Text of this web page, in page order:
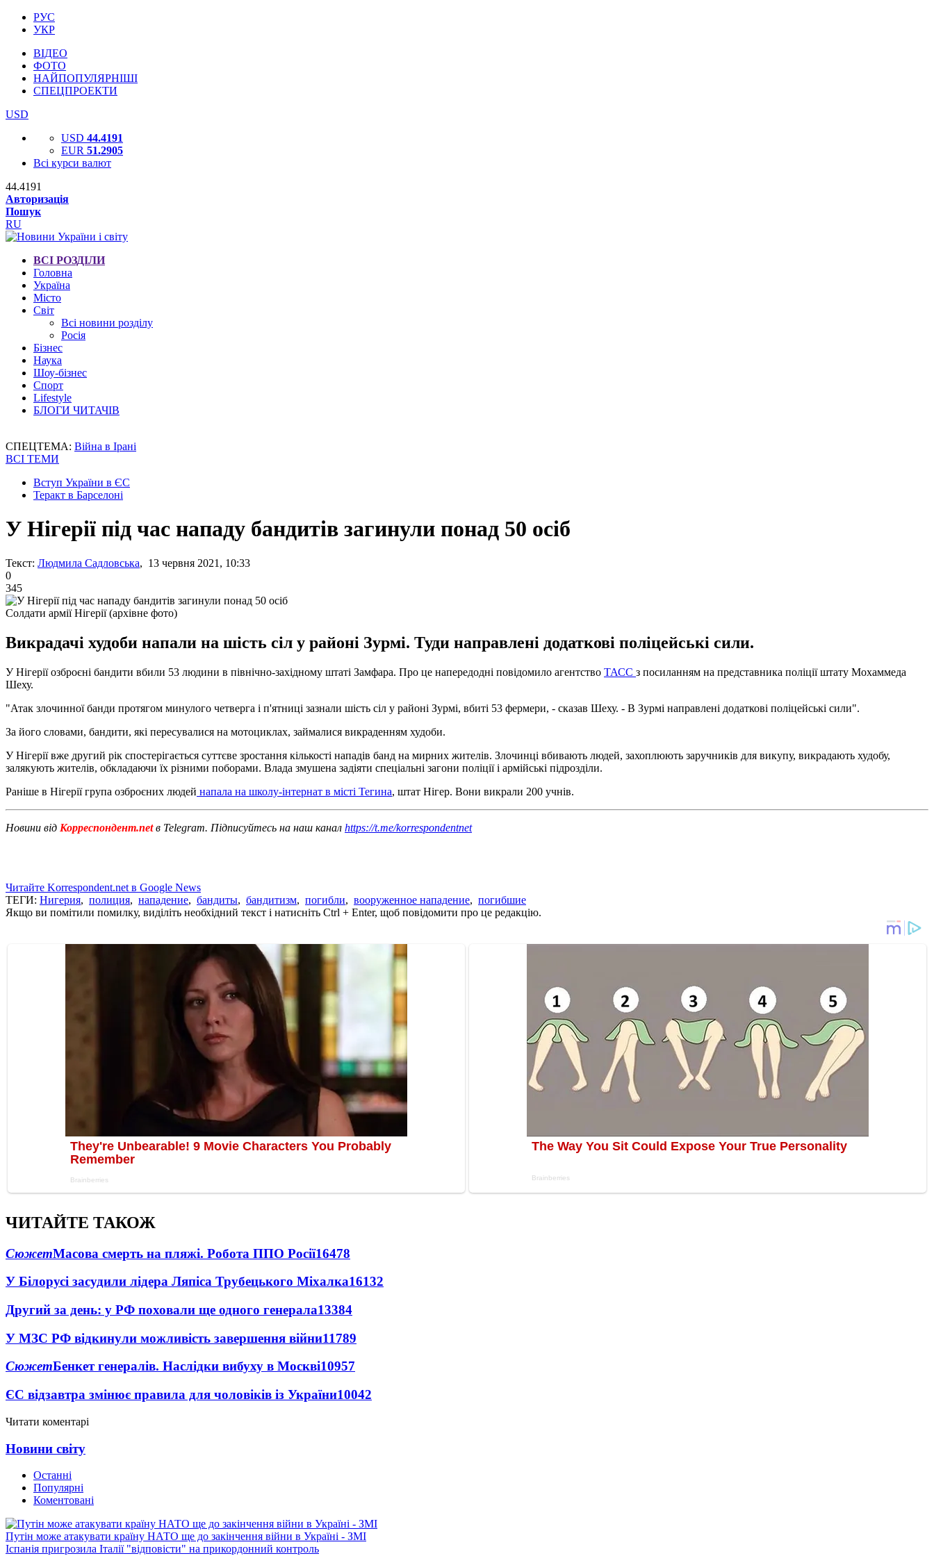
РУС
УКР
ВІДЕО
ФОТО
НАЙПОПУЛЯРНІШІ
СПЕЦПРОЕКТИ
USD
USD 44.4191
EUR 51.2905
Всі курси валют
44.4191
Авторизація
Пошук
RU
ВСІ РОЗДІЛИ
Головна
Україна
Місто
Світ
Всі новини розділу
Росія
Бізнес
Наука
Шоу-бізнес
Спорт
Lifestyle
БЛОГИ ЧИТАЧІВ
СПЕЦТЕМА: Війна в Ірані
ВСІ ТЕМИ
Вступ України в ЄС
Теракт в Барселоні
У Нігерії під час нападу бандитів загинули понад 50 осіб
Текст: Людмила Садловська, 13 червня 2021, 10:33
0
345
Солдати армії Нігерії (архівне фото)
Викрадачі худоби напали на шість сіл у районі Зурмі. Туди направлені додаткові поліцейські сили.
У Нігерії озброєні бандити вбили 53 людини в північно-західному штаті Замфара. Про це напередодні повідомило агентство ТАСС з посиланням на представника поліції штату Мохаммеда
Шеху.
"Атак злочинної банди протягом минулого четверга і п'ятниці зазнали шість сіл у районі Зурмі, вбиті 53 фермери, - сказав Шеху. - В Зурмі направлені додаткові поліцейські сили".
За його словами, бандити, які пересувалися на мотоциклах, займалися викраденням худоби.
У Нігерії вже другий рік спостерігається суттєве зростання кількості нападів банд на мирних жителів. Злочинці вбивають людей, захоплюють заручників для викупу, викрадають худобу,
залякують жителів, обкладаючи їх різними поборами. Влада змушена задіяти спеціальні загони поліції і армійські підрозділи.
Раніше в Нігерії група озброєних людей напала на школу-інтернат в місті Тегина, штат Нігер. Вони викрали 200 учнів.
Новини від Корреспондент.netв Telegram. Підписуйтесь на наш канал https://t.me/korrespondentnet
Читайте Korrespondent.net в Google News
ТЕГИ: Нигерия, полиция, нападение, бандиты, бандитизм, погибли, вооруженное нападение, погибшие
Якщо ви помітили помилку, виділіть необхідний текст і натисніть Ctrl + Enter, щоб повідомити про це редакцію.
ЧИТАЙТЕ ТАКОЖ
СюжетМасова смерть на пляжі. Робота ППО Росії16478
У Білорусі засудили лідера Ляпіса Трубецького Міхалка16132
Другий за день: у РФ поховали ще одного генерала13384
У МЗС РФ відкинули можливість завершення війни11789
СюжетБенкет генералів. Наслідки вибуху в Москві10957
ЄС відзавтра змінює правила для чоловіків із України10042
Читати коментарі
Новини світу
Останні
Популярні
Коментовані
Путін може атакувати країну НАТО ще до закінчення війни в Україні - ЗМІ
Іспанія пригрозила Італії "відповісти" на прикордонний контроль